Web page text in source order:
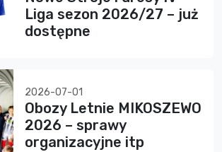
Liga sezon 2026/27 – już
dostępne
2026-07-01
Obozy Letnie MIKOSZEWO
2026 – sprawy
organizacyjne itp